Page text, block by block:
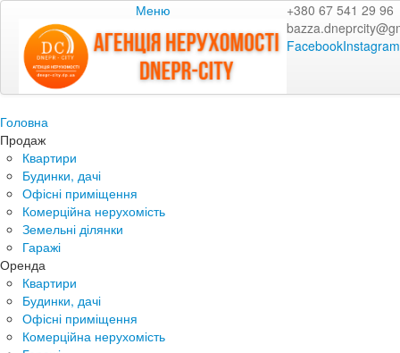
Меню
+380 67 541 29 96
FacebookInstagram
Головна
Продаж
Квартири
Будинки, дачі
Офісні приміщення
Комерційна нерухомість
Земельні ділянки
Гаражі
Оренда
Квартири
Будинки, дачі
Офісні приміщення
Комерційна нерухомість